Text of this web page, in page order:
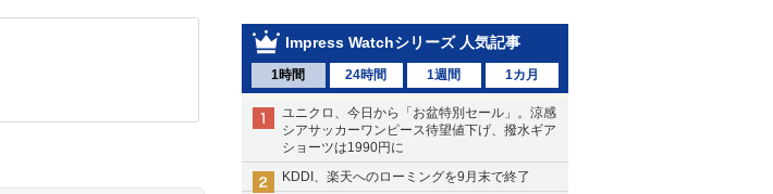
Impress Watchシリーズ 人気記事
1時間 24時間 1週間 1カ月
ユニクロ、今日から「お盆特別セール」。涼感
シアサッカーワンピース待望値下げ、撥水ギア
ショーツは1990円に
KDDI、楽天へのローミングを9月末で終了